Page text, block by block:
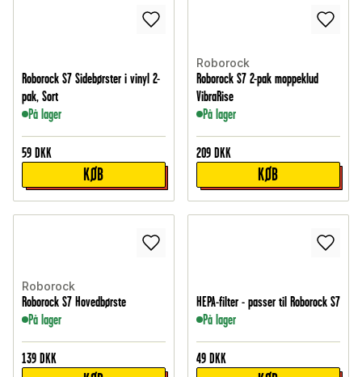
Roborock S7 Sidebørster i vinyl 2-
pak, Sort
På lager
59 DKK
KØB
Roborock
Roborock S7 2-pak moppeklud
VibraRise
På lager
209 DKK
KØB
Roborock
Roborock S7 Hovedbørste
På lager
139 DKK
HEPA-filter - passer til Roborock S7
På lager
49 DKK